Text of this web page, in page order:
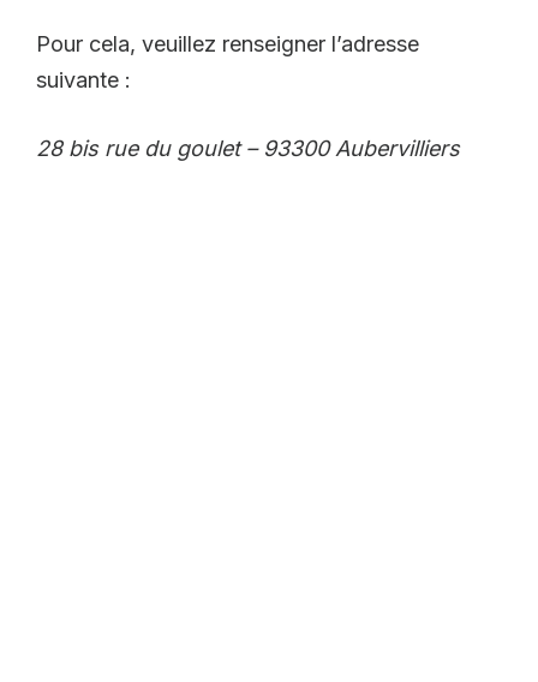
Pour cela, veuillez renseigner l’adresse
suivante :
28 bis rue du goulet – 93300 Aubervilliers